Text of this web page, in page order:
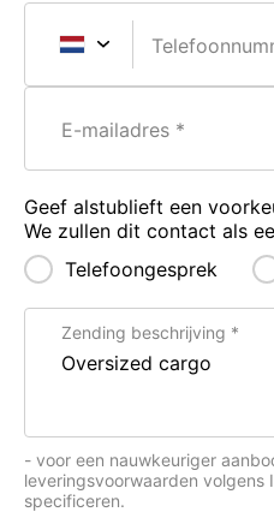
E-mailadres
Geef alstublieft een
We zullen dit contact als
Telefoongesprek
Zending beschrijving
- voor een nauwkeuriger
leveringsvoorwaarden volgens
specificeren.